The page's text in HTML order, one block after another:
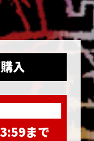
入
まで